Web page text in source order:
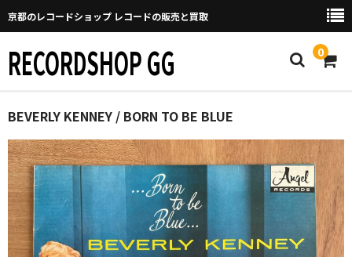
京都のレコードショップ レコードの販売と買取
RECORDSHOP GG 0
Home
マイページ
GGについて
買取について
取り置きなどについて
BEVERLY KENNEY / BORN TO BE BLUE